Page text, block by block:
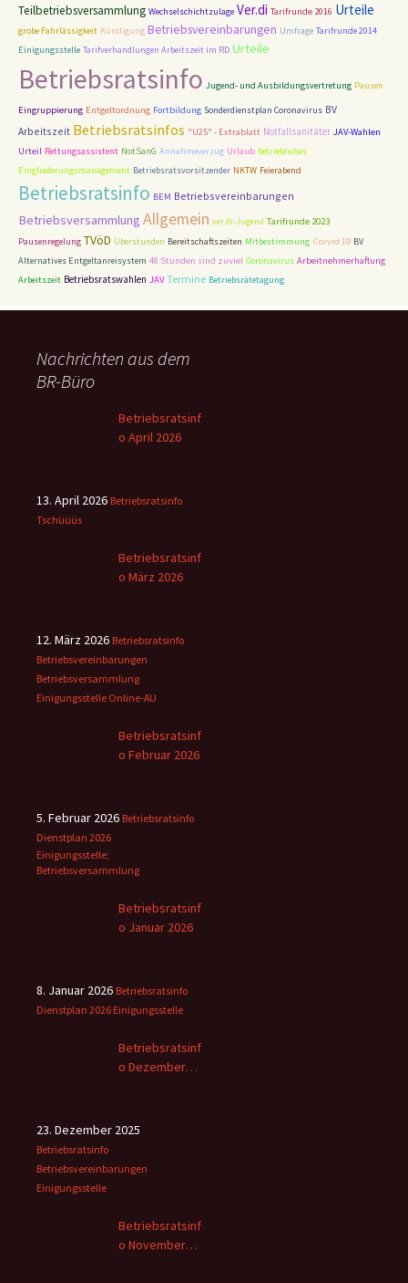
Teilbetriebsversammlung Wechselschichtzulage Ver.di Tarifrunde 2016 Urteile
grobe Fahrlässigkeit Kündigung Betriebsvereinbarungen Umfrage Tarifrunde 2014
Einigungsstelle Tarifverhandlungen Arbeitszeit im RD Urteile
Betriebsratsinfo Jugend- und Ausbildungsvertretung Pausen
Eingruppierung Entgeltordnung Fortbildung Sonderdienstplan Coronavirus BV
Arbeitszeit Betriebsratsinfos "U25" - Extrablatt Notfallsanitäter JAV-Wahlen
Urteil Rettungsassistent NotSanG Annahmeverzug Urlaub betriebliches
Eingliederungsmanagement Betriebsratsvorsitzender NKTW Feierabend
Betriebsratsinfo BEM Betriebsvereinbarungen
Betriebsversammlung Allgemein ver.di-Jugend Tarifrunde 2023
Pausenregelung TVöD Überstunden Bereitschaftszeiten Mitbestimmung Corvid 19 BV
Alternatives Entgeltanreisystem 48 Stunden sind zuviel Coronavirus Arbeitnehmerhaftung
Arbeitszeit Betriebsratswahlen JAV Termine Betriebsrätetagung
Nachrichten aus dem
BR-Büro
Betriebsratsinf
o April 2026
13. April 2026 Betriebsratsinfo
Tschüüüs
Betriebsratsinf
o März 2026
12. März 2026 Betriebsratsinfo
Betriebsvereinbarungen
Betriebsversammlung
Einigungsstelle Online-AU
Betriebsratsinf
o Februar 2026
5. Februar 2026 Betriebsratsinfo
Dienstplan 2026
Einigungsstelle;
Betriebsversammlung
Betriebsratsinf
o Januar 2026
8. Januar 2026 Betriebsratsinfo
Dienstplan 2026 Einigungsstelle
Betriebsratsinf
o Dezember
23. Dezember 2025
Betriebsratsinfo
Betriebsvereinbarungen
Einigungsstelle
Betriebsratsinf
o November